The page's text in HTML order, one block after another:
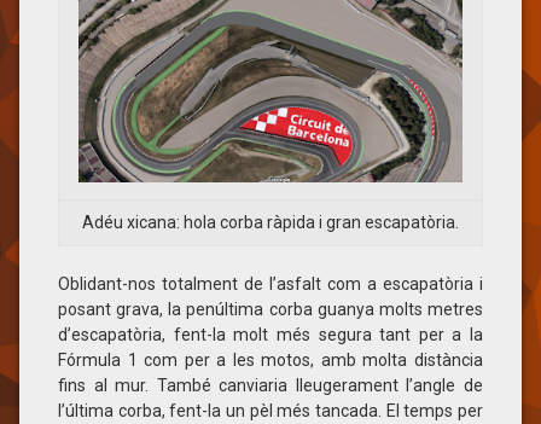
Adéu xicana: hola corba ràpida i gran escapatòria.
Oblidant-nos totalment de l’asfalt com a escapatòria i
posant grava, la penúltima corba guanya molts metres
d’escapatòria, fent-la molt més segura tant per a la
Fórmula 1 com per a les motos, amb molta distància
fins al mur. També canviaria lleugerament l’angle de
l’última corba, fent-la un pèl més tancada. El temps per